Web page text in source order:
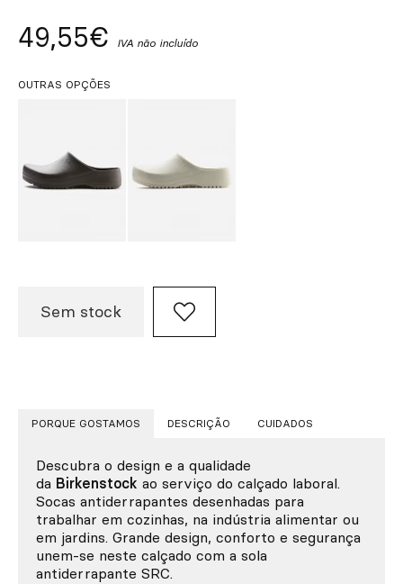
49,55€ IVA não incluído
OUTRAS OPÇÕES
Sem stock
PORQUE GOSTAMOS DESCRIÇÃO CUIDADOS
Descubra o design e a qualidade
da Birkenstock ao serviço do calçado laboral.
Socas antiderrapantes desenhadas para
trabalhar em cozinhas, na indústria alimentar ou
em jardins. Grande design, conforto e segurança
unem-se neste calçado com a sola
antiderrapante SRC.